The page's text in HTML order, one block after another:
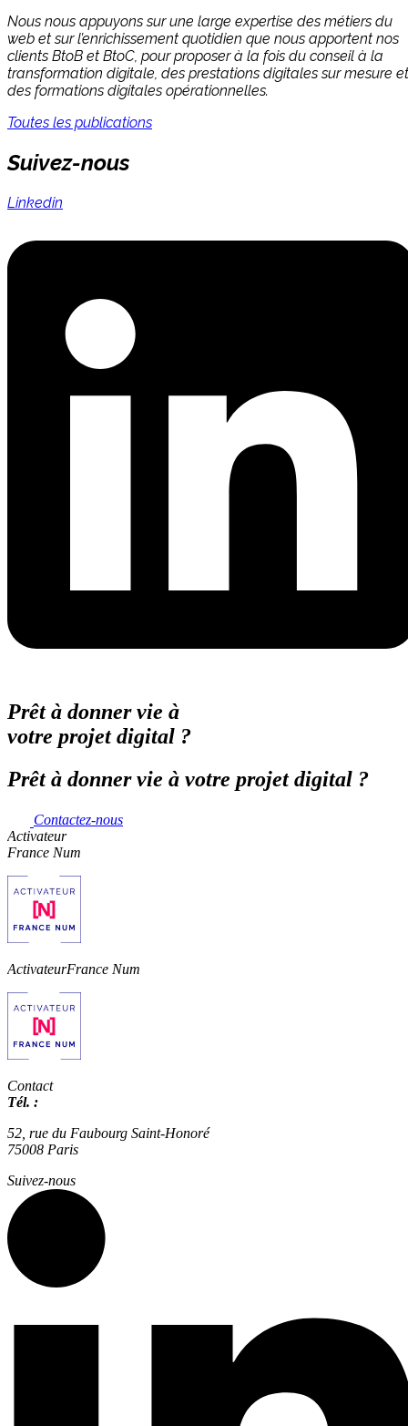
Nous nous appuyons sur une large expertise des métiers du
web et sur l’enrichissement quotidien que nous apportent nos
clients BtoB et BtoC, pour proposer à la fois du conseil à la
transformation digitale, des prestations digitales sur mesure et
des formations digitales opérationnelles.
Toutes les publications
Suivez-nous
Linkedin
Prêt à donner vie à
votre projet digital ?
Prêt à donner vie à votre projet digital ?
Contactez-nous
Activateur
France Num
ActivateurFrance Num
Contact
Tél. :
52, rue du Faubourg Saint-Honoré
75008 Paris
Suivez-nous